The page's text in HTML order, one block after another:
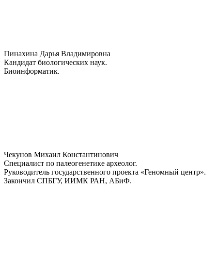
Пинахина Дарья Владимировна
Кандидат биологических наук.
Биоинформатик.
Чекунов Михаил Константинович
Специалист по палеогенетике археолог.
Руководитель государственного проекта «Геномный центр».
Закончил СПБГУ, ИИМК РАН, АБиФ.